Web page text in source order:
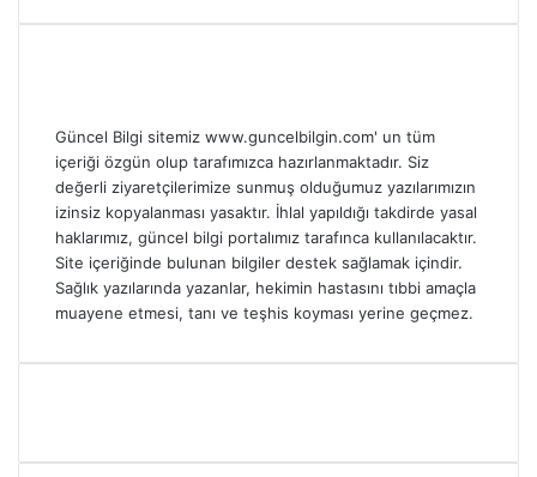
Güncel Bilgi sitemiz www.guncelbilgin.com' un tüm
içeriği özgün olup tarafımızca hazırlanmaktadır. Siz
değerli ziyaretçilerimize sunmuş olduğumuz yazılarımızın
izinsiz kopyalanması yasaktır. İhlal yapıldığı takdirde yasal
haklarımız, güncel bilgi portalımız tarafınca kullanılacaktır.
Site içeriğinde bulunan bilgiler destek sağlamak içindir.
Sağlık yazılarında yazanlar, hekimin hastasını tıbbi amaçla
muayene etmesi, tanı ve teşhis koyması yerine geçmez.